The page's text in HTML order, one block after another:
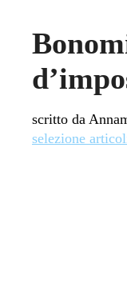
scritto da
selezione